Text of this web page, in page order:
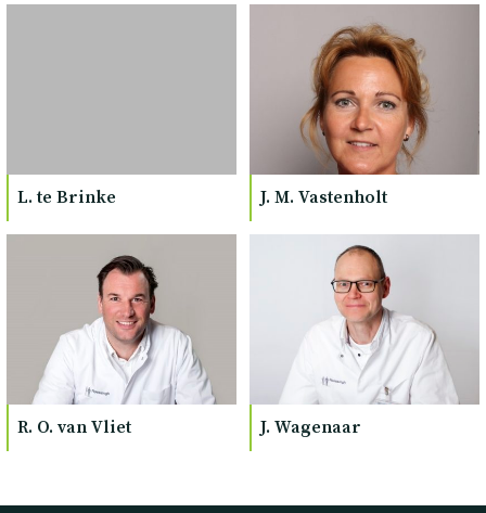
L. te Brinke J. M. Vastenholt
R. O. van Vliet J. Wagenaar